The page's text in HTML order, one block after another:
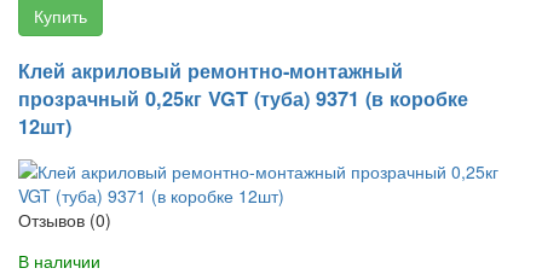
Купить
Клей акриловый ремонтно-монтажный
прозрачный 0,25кг VGT (туба) 9371 (в коробке
12шт)
Отзывов (0)
В наличии